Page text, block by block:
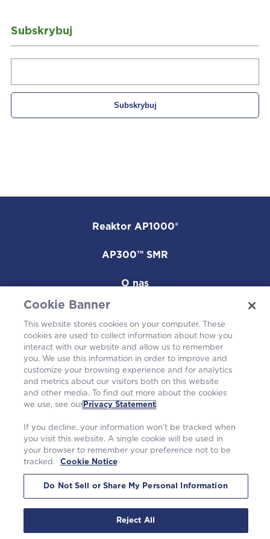
Subskrybuj
Reaktor AP1000®
AP300™ SMR
O nas
W społeczności
Warunki korzystania Powiadomienie o plikach cookie
Cookie Banner
This website stores cookies on your computer. These
cookies are used to collect information about how you
interact with our website and allow us to remember
you. We use this information in order to improve and
customize your browsing experience and for analytics
and metrics about our visitors both on this website
and other media. To find out more about the cookies
we use, see our Privacy Statement.
If you decline, your information won’t be tracked when
you visit this website. A single cookie will be used in
your browser to remember your preference not to be
tracked.
Cookie Notice
Do Not Sell or Share My Personal Information
Reject All